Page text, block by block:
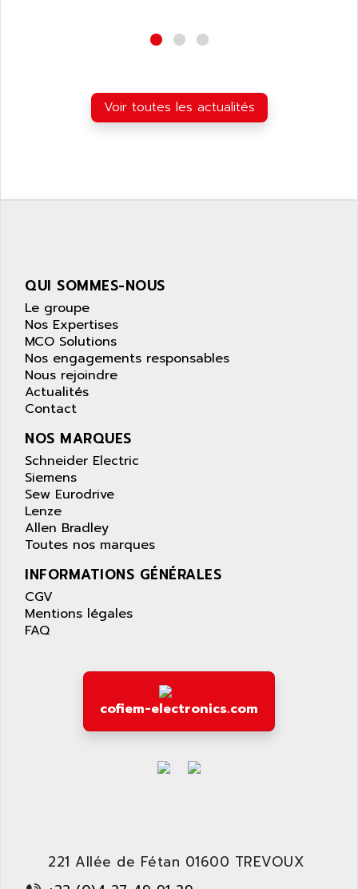
Voir toutes les actualités
QUI SOMMES-NOUS
Le groupe
Nos Expertises
MCO Solutions
Nos engagements responsables
Nous rejoindre
Actualités
Contact
NOS MARQUES
Schneider Electric
Siemens
Sew Eurodrive
Lenze
Allen Bradley
Toutes nos marques
INFORMATIONS GÉNÉRALES
CGV
Mentions légales
FAQ
cofiem-electronics.com
221 Allée de Fétan 01600 TREVOUX